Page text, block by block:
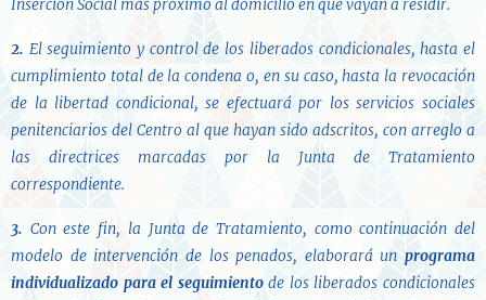
Inserción Social más próximo al domicilio en que vayan a residir.
2. El seguimiento y control de los liberados condicionales, hasta el
cumplimiento total de la condena o, en su caso, hasta la revocación
de la libertad condicional, se efectuará por los servicios sociales
penitenciarios del Centro al que hayan sido adscritos, con arreglo a
las directrices marcadas por la Junta de Tratamiento
correspondiente.
3. Con este fin, la Junta de Tratamiento, como continuación del
modelo de intervención de los penados, elaborará un programa
individualizado para el seguimientode los liberados condicionales